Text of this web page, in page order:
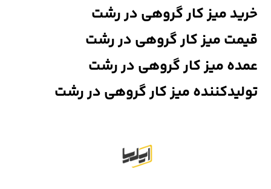
خرید میز کار گروهی در رشت
قیمت میز کار گروهی در رشت
عمده میز کار گروهی در رشت
تولیدکننده میز کار گروهی در رشت